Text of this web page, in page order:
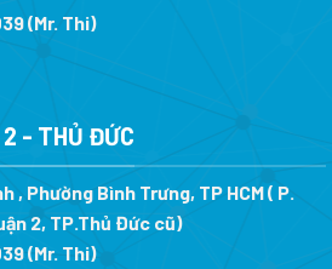
(Mr. Thi)
2 - THỦ ĐỨC
, Phường Bình Trưng, TP HCM ( P.
2, TP.Thủ Đức cũ)
(Mr. Thi)